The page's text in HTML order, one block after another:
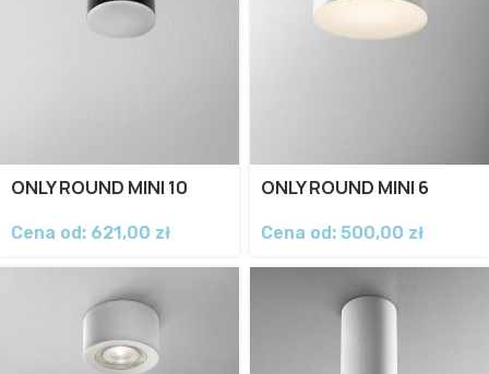
ONLY ROUND MINI 10
Cena od: 621,00 zł
ONLY ROUND MINI 6
Cena od: 500,00 zł